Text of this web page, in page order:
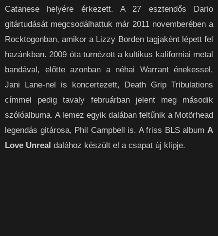
Catanese helyére érkezett. A 27 esztendős Dario
gitártudását megcsodálhattuk már 2011 novemberében a
Rocktogonban, amikor a Lizzy Borden tagjaként lépett fel
hazánkban. 2009 óta turnézott a kultikus kaliforniai metal
bandával, előtte azonban a néhai Warrant énekessel,
Jani Lane-nel is koncertezett, Death Grip Tribulations
címmel pedig tavaly februárban jelent meg második
szólóalbuma. A lemez egyik dalában feltűnik a Motörhead
legendás gitárosa, Phil Campbell is. A friss BLS album A
Love Unreal dalához készült el a csapat új klipje.